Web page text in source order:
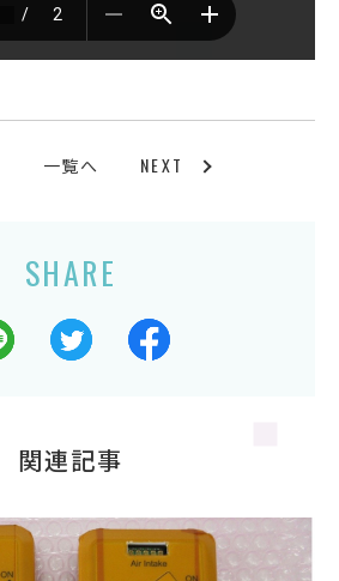
一覧へ NEXT
SHARE
関連記事